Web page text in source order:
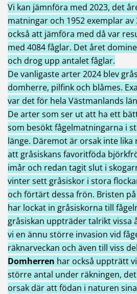
Vi kan jämnföra med 2023, det
matningar och 1952 exemplar av
också att jämföra med då var
med 4084 fåglar. Det året
och drog upp antalet fåglar.
De vanligaste arter 2024 blev
domherre, pilfink och blåmes.
var det för hela Västmanlands
De arter som ser ut att ha ett
som besökt fågelmatningarna i
länge. Däremot är orsak inte lika
att gråsiskans favoritföda
imår och redan tagit slut i
vinter sett gråsiskor i stora
och förtärt dessa frön. Bristen
har lockat in gråsiskorna till
gråsiskan uppträder talrikt vissa
vi en ännu större invasion vid
räknarveckan och även till viss
Domherren har också uppträtt
större antal under räkningen,
orsak där att födan i naturen